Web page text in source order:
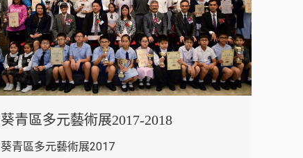
葵青區多元藝術展2017-2018
葵青區多元藝術展2017